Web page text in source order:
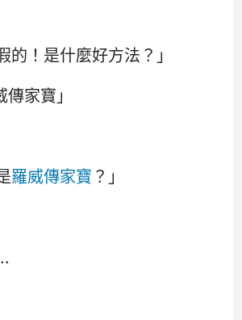
的！是什麼好方法？」
家寶」
羅威傳家寶 ？」